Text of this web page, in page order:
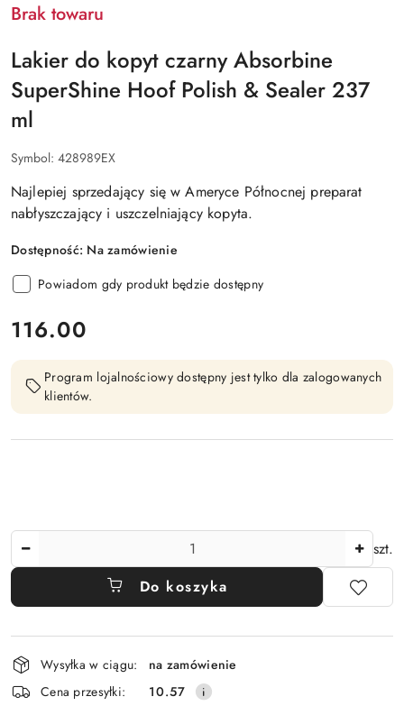
Brak towaru
Lakier do kopyt czarny Absorbine
SuperShine Hoof Polish & Sealer 237
ml
Symbol: 428989EX
Najlepiej sprzedający się w Ameryce Północnej preparat
nabłyszczający i uszczelniający kopyta.
Dostępność: Na zamówienie
Powiadom gdy produkt będzie dostępny
cena:
116.00
Program lojalnościowy dostępny jest tylko dla zalogowanych
klientów.
szt.
Do koszyka
Dostępność
i
dostawa
Wysyłka w ciągu:
na zamówienie
Cena przesyłki:
10.57